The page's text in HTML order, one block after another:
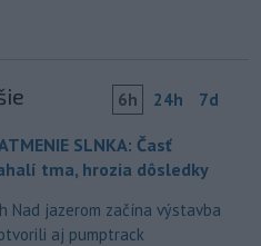
6h 24h 7d
SLNKA: Časť
tma, hrozia dôsledky
Nad jazerom začína výstavba
aj pumptrack